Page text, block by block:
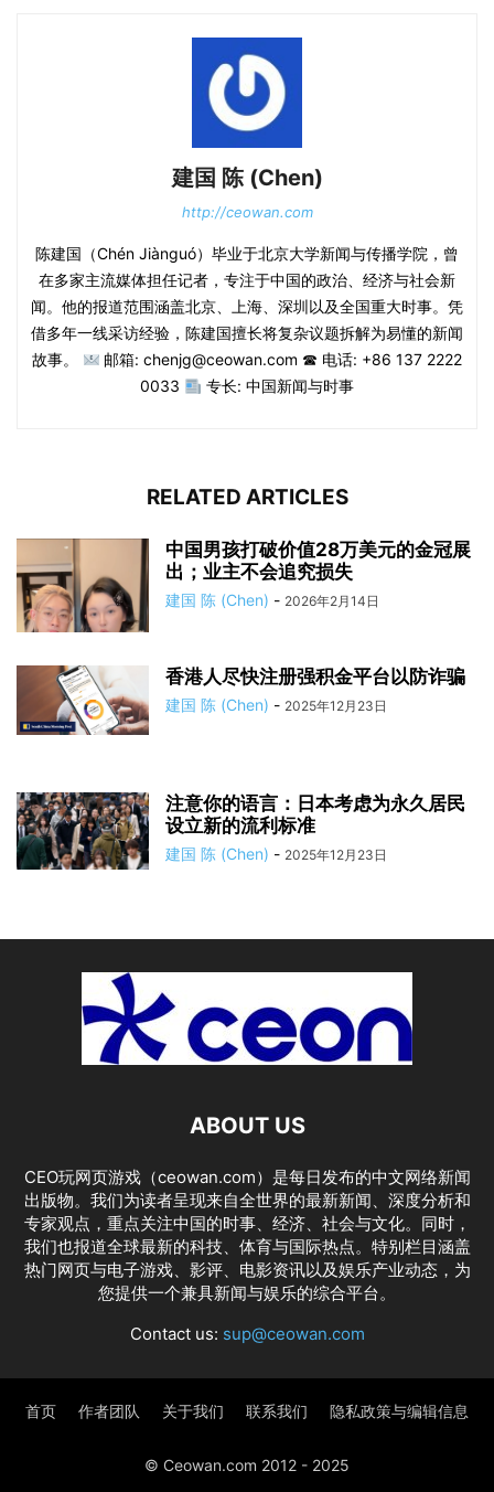
建国 陈 (Chen)
http://ceowan.com
陈建国（Chén Jiànguó）毕业于北京大学新闻与传播学院，曾
在多家主流媒体担任记者，专注于中国的政治、经济与社会新
闻。他的报道范围涵盖北京、上海、深圳以及全国重大时事。凭
借多年一线采访经验，陈建国擅长将复杂议题拆解为易懂的新闻
故事。
邮箱: chenjg@ceowan.com ☎ 电话: +86 137 2222
0033
专长: 中国新闻与时事
RELATED ARTICLES
中国男孩打破价值28万美元的金冠展
出；业主不会追究损失
建国 陈 (Chen) - 2026年2月14日
香港人尽快注册强积金平台以防诈骗
建国 陈 (Chen) - 2025年12月23日
注意你的语言：日本考虑为永久居民
设立新的流利标准
建国 陈 (Chen) - 2025年12月23日
ABOUT US
CEO玩网页游戏（ceowan.com）是每日发布的中文网络新闻
出版物。我们为读者呈现来自全世界的最新新闻、深度分析和
专家观点，重点关注中国的时事、经济、社会与文化。同时，
我们也报道全球最新的科技、体育与国际热点。特别栏目涵盖
热门网页与电子游戏、影评、电影资讯以及娱乐产业动态，为
您提供一个兼具新闻与娱乐的综合平台。
Contact us: sup@ceowan.com
首页 作者团队 关于我们 联系我们 隐私政策与编辑信息
© Ceowan.com 2012 - 2025